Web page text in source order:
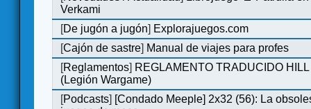
Verkami
[De jugón a jugón] Explorajuegos.com
[Cajón de sastre] Manual de viajes para profes
[Reglamentos] REGLAMENTO TRADUCIDO
(Legión Wargame)
[Podcasts] [Condado Meeple] 2x32 (56): La